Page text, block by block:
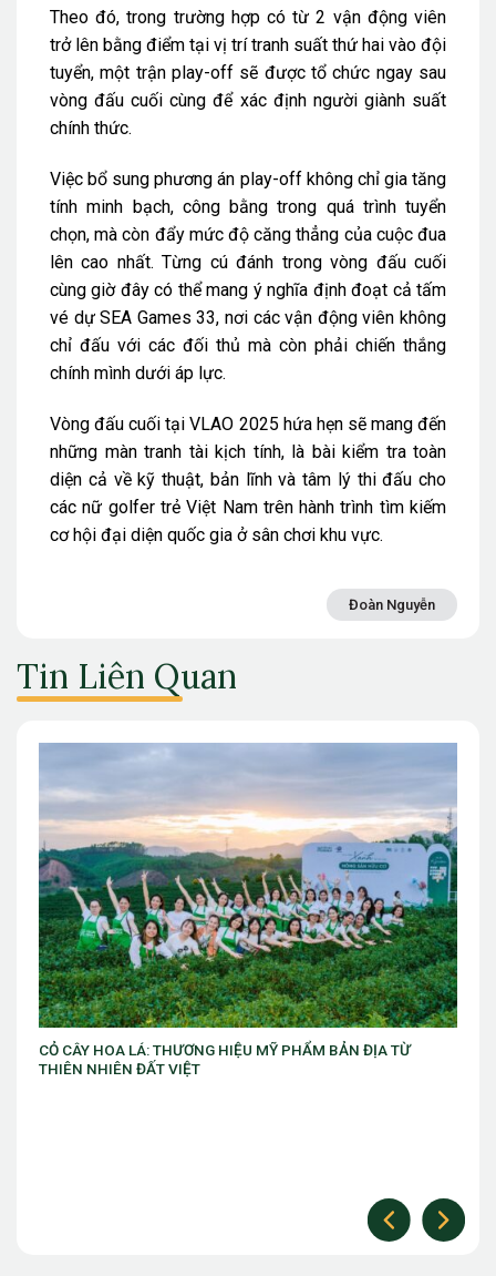
Theo đó, trong trường hợp có từ 2 vận động viên
trở lên bằng điểm tại vị trí tranh suất thứ hai vào đội
tuyển, một trận play-off sẽ được tổ chức ngay sau
vòng đấu cuối cùng để xác định người giành suất
chính thức.
Việc bổ sung phương án play-off không chỉ gia tăng
tính minh bạch, công bằng trong quá trình tuyển
chọn, mà còn đẩy mức độ căng thẳng của cuộc đua
lên cao nhất. Từng cú đánh trong vòng đấu cuối
cùng giờ đây có thể mang ý nghĩa định đoạt cả tấm
vé dự SEA Games 33, nơi các vận động viên không
chỉ đấu với các đối thủ mà còn phải chiến thắng
chính mình dưới áp lực.
Vòng đấu cuối tại VLAO 2025 hứa hẹn sẽ mang đến
những màn tranh tài kịch tính, là bài kiểm tra toàn
diện cả về kỹ thuật, bản lĩnh và tâm lý thi đấu cho
các nữ golfer trẻ Việt Nam trên hành trình tìm kiếm
cơ hội đại diện quốc gia ở sân chơi khu vực.
Đoàn Nguyễn
Tin Liên Quan
VIB ra mắt chương trình “VIB Swing – Mở khóa đặc quyền,
làm chủ thời cuộc” với ưu đãi Golf lên đến 10 triệu đồng